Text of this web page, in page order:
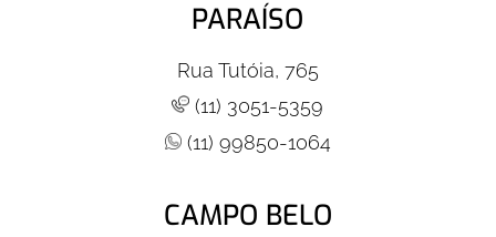
PARAÍSO
Rua Tutóia, 765
(11) 3051-5359
(11) 99850-1064
CAMPO BELO